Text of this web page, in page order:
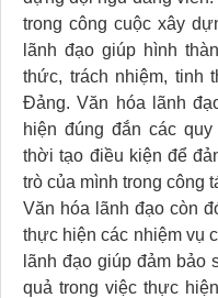
trong công cuộc xây
lãnh đạo giúp hình
thức, trách nhiệm, tinh
Đảng. Văn hóa lãnh
hiện đúng đắn các
thời tạo điều kiện để
trò của mình trong công
Văn hóa lãnh đạo còn
thực hiện các nhiệm vụ
lãnh đạo giúp đảm bảo
quả trong việc thực